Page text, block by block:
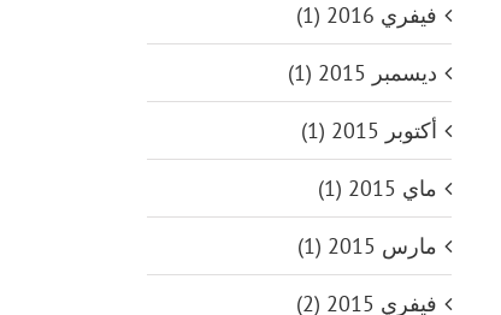
فيفري 2016 (1)
ديسمبر 2015 (1)
أكتوبر 2015 (1)
ماي 2015 (1)
مارس 2015 (1)
فيفري 2015 (2)